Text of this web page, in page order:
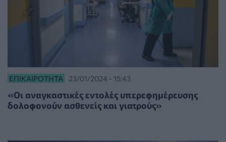
ΕΠΙΚΑΙΡΌΤΗΤΑ 23/01/2024 - 15:43
«Οι αναγκαστικές εντολές υπερεφημέρευσης
δολοφονούν ασθενείς και γιατρούς»